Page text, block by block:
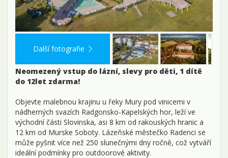
Další fotografie
Neomezený vstup do lázní, slevy pro děti, 1 dítě
do 12let zdarma!
Objevte malebnou krajinu u řeky Mury pod vinicemi v
nádherných svazích Radgonsko-Kapelských hor, leží ve
východní části Slovinska, asi 8 km od rakouských hranic a
12 km od Murske Soboty. Lázeňské městečko Radenci se
může pyšnit více než 250 slunečnými dny ročně, což vytváří
ideální podmínky pro outdoorové aktivity.